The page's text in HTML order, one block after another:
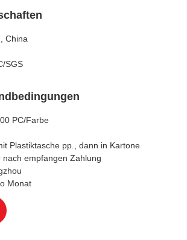
China
SGS
PC/Farbe
Plastiktasche pp., dann in Kartone
nach empfangen Zahlung
Monat